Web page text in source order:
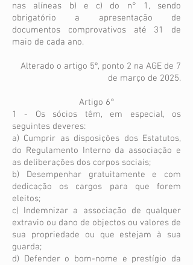
nas alíneas b) e c) do n° 1, sendo
obrigatório a apresentação de
documentos comprovativos até 31 de
maio de cada ano.
Alterado o artigo 5º, ponto 2 na AGE de 7
de março de 2025.
Artigo 6°
1 - Os sócios têm, em especial, os
seguintes deveres:
a) Cumprir as disposições dos Estatutos,
do Regulamento Interno da associação e
as deliberações dos corpos sociais;
b) Desempenhar gratuitamente e com
dedicação os cargos para que forem
eleitos;
c) Indemnizar a associação de qualquer
extravio ou dano de objectos ou valores de
sua propriedade ou que estejam à sua
guarda;
d) Defender o bom-nome e prestígio da